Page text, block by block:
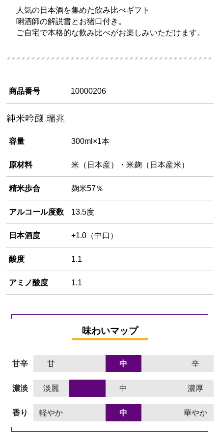
人気の日本酒を集めた飲み比べギフト
唎酒師の解説書とお猪口付き。
ご自宅で本格的な飲み比べがお楽しみいただけます。
商品番号 10000206
純米吟醸 瑞兆
容量 300ml×1本
原材料 米（日本産）・米麹（日本産米）
精米歩合 麹米57％
アルコール度数 13.5度
日本酒度 +1.0（中口）
酸度 1.1
アミノ酸度 1.1
味わいマップ
甘辛 甘 中 辛
濃淡 淡麗 中 濃厚
香り 軽やか 中 華やか